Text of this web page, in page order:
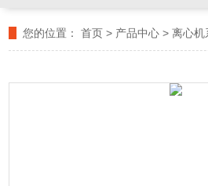
您的位置： 首页 > 产品中心 >离心机